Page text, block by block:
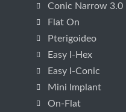
Conic Narrow 3.0
Flat On
Pterigoideo
Easy I-Hex
Easy I-Conic
Mini Implant
On-Flat